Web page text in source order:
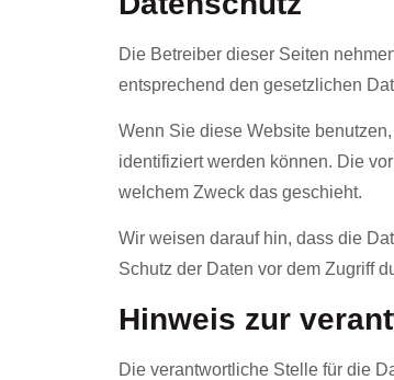
Die Betreiber dieser Seiten
entsprechend den gesetzlichen
Wenn Sie diese Website
identifiziert werden können. Die
welchem Zweck das geschieht.
Wir weisen darauf hin, dass die
Schutz der Daten vor dem Zugriff
Hinweis zur
Die verantwortliche Stelle für die